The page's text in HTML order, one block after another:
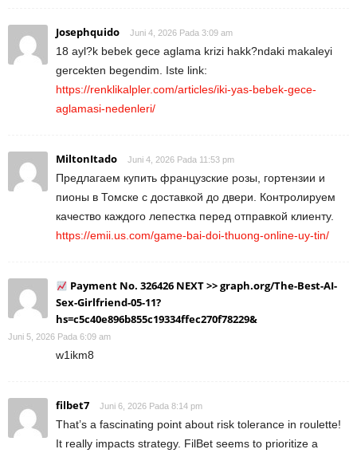
Josephquido Juni 4, 2026 Pada 3:09 am
18 ayl?k bebek gece aglama krizi hakk?ndaki makaleyi
gercekten begendim. Iste link:
https://renklikalpler.com/articles/iki-yas-bebek-gece-
aglamasi-nedenleri/
MiltonItado Juni 4, 2026 Pada 11:53 pm
Предлагаем купить французские розы, гортензии и
пионы в Томске с доставкой до двери. Контролируем
качество каждого лепестка перед отправкой клиенту.
https://emii.us.com/game-bai-doi-thuong-online-uy-tin/
Payment No. 326426 NEXT >> graph.org/The-Best-AI-
Sex-Girlfriend-05-11?
hs=c5c40e896b855c19334ffec270f78229&
Juni 5, 2026 Pada 6:09 am
w1ikm8
filbet7 Juni 6, 2026 Pada 8:14 pm
That’s a fascinating point about risk tolerance in roulette!
It really impacts strategy. FilBet seems to prioritize a